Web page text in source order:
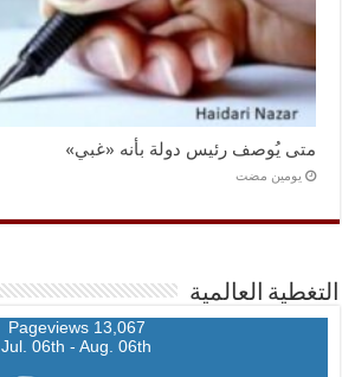
متى يُوصف رئيس دولة بأنه «غبي»
‏يومين مضت
التغطية العالمية
13,067 Pageviews
Jul. 06th - Aug. 06th